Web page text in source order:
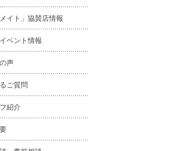
メイト」協賛店情報
ベント情報
声
ご質問
紹介